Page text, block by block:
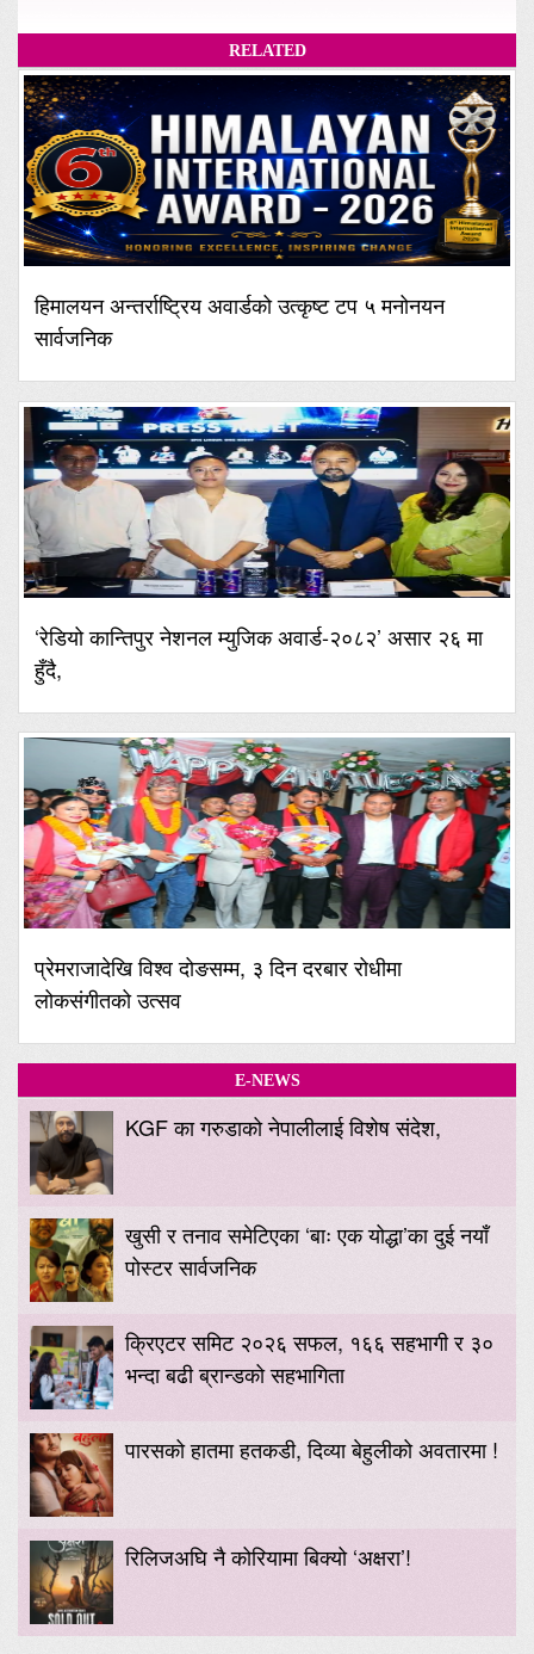
RELATED
हिमालयन अन्तर्राष्ट्रिय अवार्डको उत्कृष्ट टप ५ मनोनयन
सार्वजनिक
‘रेडियो कान्तिपुर नेशनल म्युजिक अवार्ड-२०८२’ असार २६ मा
हुँदै,
प्रेमराजादेखि विश्व दोङसम्म, ३ दिन दरबार रोधीमा
लोकसंगीतको उत्सव
E-NEWS
KGF का गरुडाको नेपालीलाई विशेष संदेश,
खुसी र तनाव समेटिएका ‘बाः एक योद्धा’का दुई नयाँ
पोस्टर सार्वजनिक
क्रिएटर समिट २०२६ सफल, १६६ सहभागी र ३०
भन्दा बढी ब्रान्डको सहभागिता
पारसको हातमा हतकडी, दिव्या बेहुलीको अवतारमा !
रिलिजअघि नै कोरियामा बिक्यो ‘अक्षरा’!